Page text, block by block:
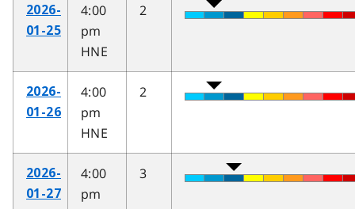
2026-
01-25
4:00
pm
HNE
2
2026-
01-26
4:00
pm
HNE
2
2026-
01-27
4:00
pm
3